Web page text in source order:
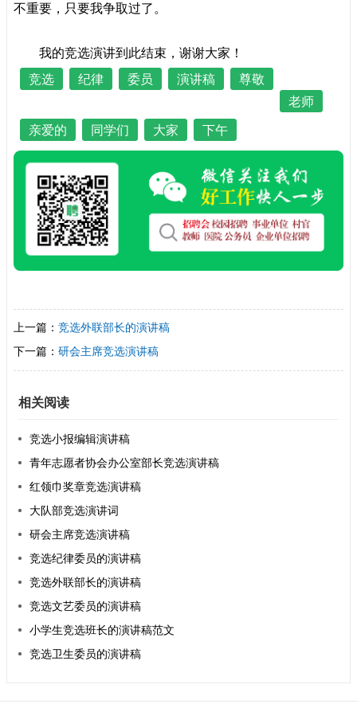
不重要，只要我争取过了。
我的竞选演讲到此结束，谢谢大家！
竞选
纪律 委员 演讲稿
尊敬
老师
亲爱的 同学们 大家 下午
上一篇： 竞选外联部长的演讲稿
下一篇： 研会主席竞选演讲稿
相关阅读
竞选小报编辑演讲稿
青年志愿者协会办公室部长竞选演讲稿
红领巾奖章竞选演讲稿
大队部竞选演讲词
研会主席竞选演讲稿
竞选纪律委员的演讲稿
竞选外联部长的演讲稿
竞选文艺委员的演讲稿
小学生竞选班长的演讲稿范文
竞选卫生委员的演讲稿